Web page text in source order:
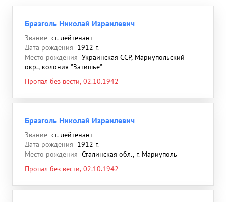
Бразголь Николай Израилевич
Звание ст. лейтенант
Дата рождения 1912 г.
Место рождения Украинская ССР, Мариупольский
окр., колония "Затишье"
Пропал без вести, 02.10.1942
Бразголь Николай Израилевич
Звание ст. лейтенант
Дата рождения 1912 г.
Место рождения Сталинская обл., г. Мариуполь
Пропал без вести, 02.10.1942